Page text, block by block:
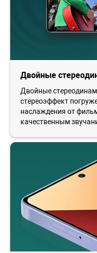
Двойные
Двойные
стереоэффект
наслаждения от
качественным